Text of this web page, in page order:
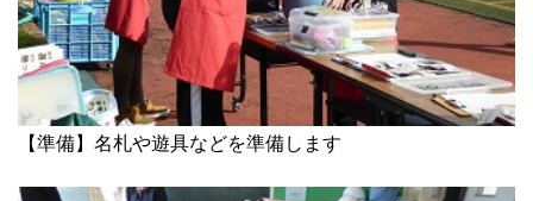
【準備】名札や遊具などを準備します